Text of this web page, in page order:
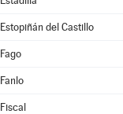
Estopiñán del Castillo
Fago
Fanlo
Fiscal